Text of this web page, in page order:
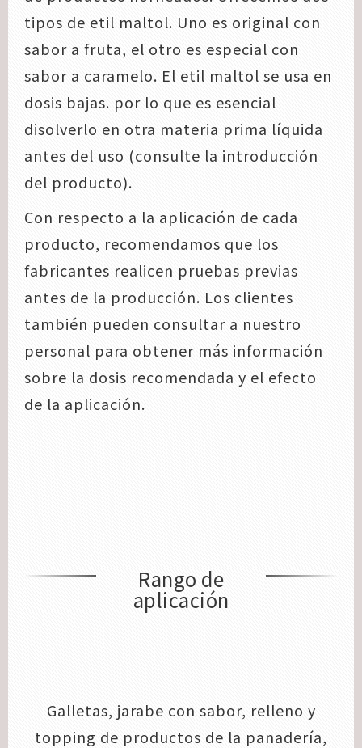
tipos de etil maltol. Uno es original con
sabor a fruta, el otro es especial con
sabor a caramelo. El etil maltol se usa en
dosis bajas. por lo que es esencial
disolverlo en otra materia prima líquida
antes del uso (consulte la introducción
del producto).
Con respecto a la aplicación de cada
producto, recomendamos que los
fabricantes realicen pruebas previas
antes de la producción. Los clientes
también pueden consultar a nuestro
personal para obtener más información
sobre la dosis recomendada y el efecto
de la aplicación.
Rango de
aplicación
Galletas, jarabe con sabor, relleno y
topping de productos de la panadería,